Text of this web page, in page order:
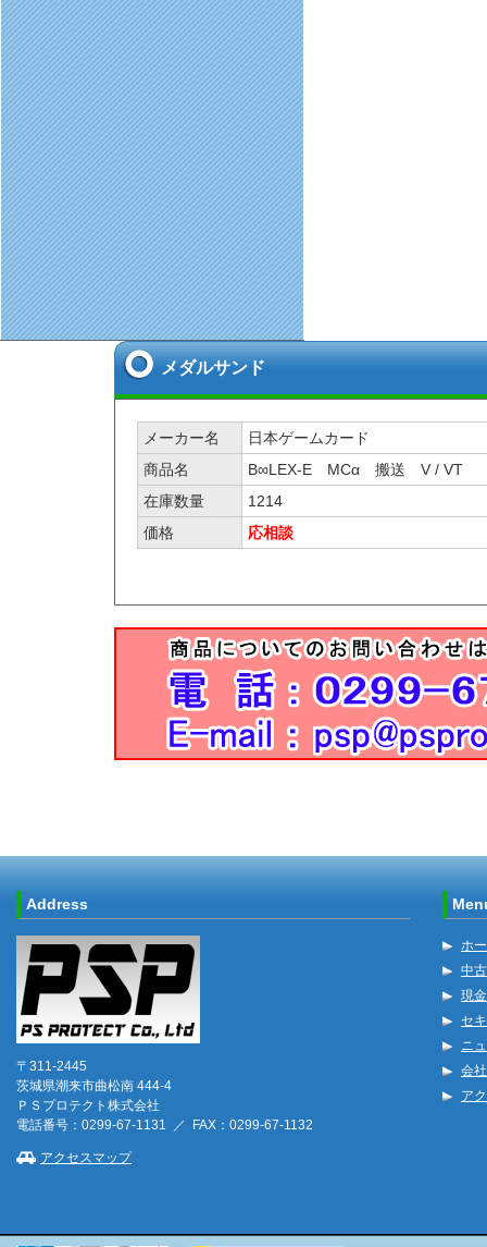
メダルサンド
メーカー名
日本ゲームカード
商品名
B∞LEX-E MCα 搬送 V / VT
在庫数量
1214
価格
応相談
Address
〒311-2445
茨城県潮来市曲松南 444-4
ＰＳプロテクト株式会社
電話番号：0299-67-1131 ／ FAX：0299-67-1132
アクセスマップ
ホ
中
現
セ
ニ
会
ア